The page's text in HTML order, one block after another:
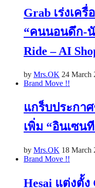
Grab เร่งเค
“คนนอนดึก-
Ride – AI
by Mrs.OK 24 March
Brand Move !!
แกร็บประกา
เพิ่ม “อินเซน
by Mrs.OK 18 March
Brand Move !!
Hesai แต่งตั้